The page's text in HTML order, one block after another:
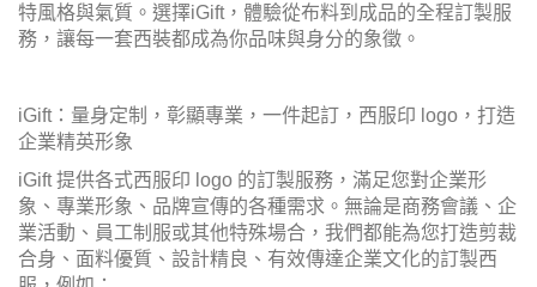
特風格與氣質。選擇iGift，體驗從布料到成品的全程訂製服
務，讓每一套西裝都成為你品味與身分的象徵。
iGift：量身定制，彰顯專業，一件起訂，西服印 logo，打造
企業精英形象
iGift 提供各式西服印 logo 的訂製服務，滿足您對企業形
象、專業形象、品牌宣傳的各種需求。無論是商務會議、企
業活動、員工制服或其他特殊場合，我們都能為您打造剪裁
合身、面料優質、設計精良、有效傳達企業文化的訂製西